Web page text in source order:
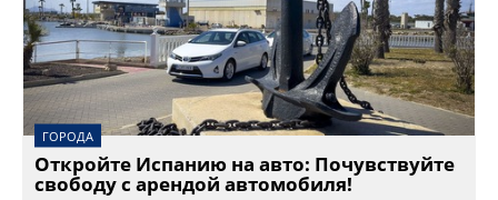
ГОРОДА
Откройте Испанию на авто: Почувствуйте
свободу с арендой автомобиля!